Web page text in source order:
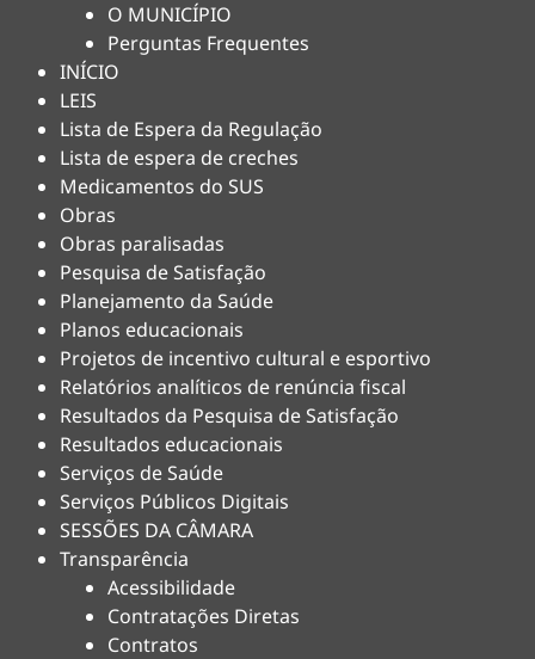
O MUNICÍPIO
Perguntas Frequentes
INÍCIO
LEIS
Lista de Espera da Regulação
Lista de espera de creches
Medicamentos do SUS
Obras
Obras paralisadas
Pesquisa de Satisfação
Planejamento da Saúde
Planos educacionais
Projetos de incentivo cultural e esportivo
Relatórios analíticos de renúncia fiscal
Resultados da Pesquisa de Satisfação
Resultados educacionais
Serviços de Saúde
Serviços Públicos Digitais
SESSÕES DA CÂMARA
Transparência
Acessibilidade
Contratações Diretas
Contratos